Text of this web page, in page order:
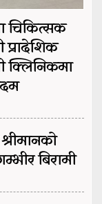
चिकित्सक
क्लिनिकमा
बिरामी